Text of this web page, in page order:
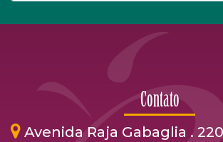
Contato
Avenida Raja Gabaglia .